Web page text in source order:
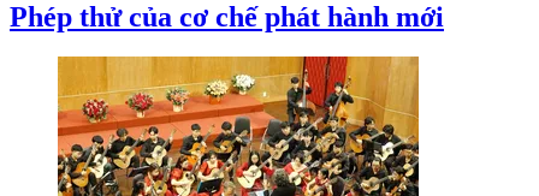
Phép thử của cơ chế phát hành mới